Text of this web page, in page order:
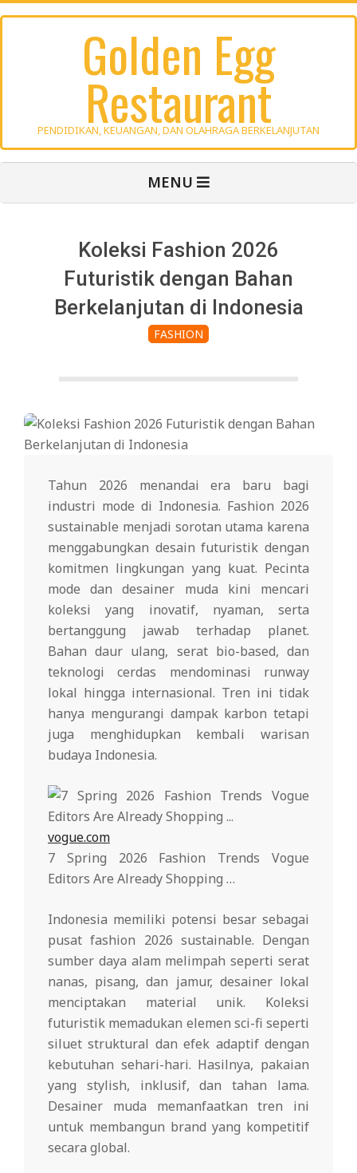
Skip
Golden Egg
Restaurant
PENDIDIKAN, KEUANGAN, DAN OLAHRAGA BERKELANJUTAN
MENU
Koleksi Fashion 2026
Futuristik dengan Bahan
Berkelanjutan di Indonesia
FASHION
Tahun 2026 menandai era baru bagi
industri mode di Indonesia. Fashion 2026
sustainable menjadi sorotan utama karena
menggabungkan desain futuristik dengan
komitmen lingkungan yang kuat. Pecinta
mode dan desainer muda kini mencari
koleksi yang inovatif, nyaman, serta
bertanggung jawab terhadap planet.
Bahan daur ulang, serat bio-based, dan
teknologi cerdas mendominasi runway
lokal hingga internasional. Tren ini tidak
hanya mengurangi dampak karbon tetapi
juga menghidupkan kembali warisan
budaya Indonesia.
vogue.com
7 Spring 2026 Fashion Trends Vogue
Editors Are Already Shopping …
Indonesia memiliki potensi besar sebagai
pusat fashion 2026 sustainable. Dengan
sumber daya alam melimpah seperti serat
nanas, pisang, dan jamur, desainer lokal
menciptakan material unik. Koleksi
futuristik memadukan elemen sci-fi seperti
siluet struktural dan efek adaptif dengan
kebutuhan sehari-hari. Hasilnya, pakaian
yang stylish, inklusif, dan tahan lama.
Desainer muda memanfaatkan tren ini
untuk membangun brand yang kompetitif
secara global.